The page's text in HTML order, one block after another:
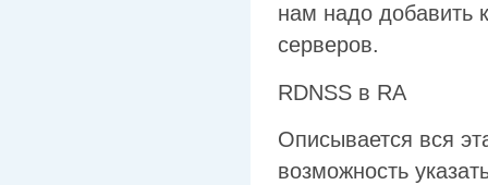
нам надо добавить
серверов.
RDNSS в RA
Описывается вся
возможность